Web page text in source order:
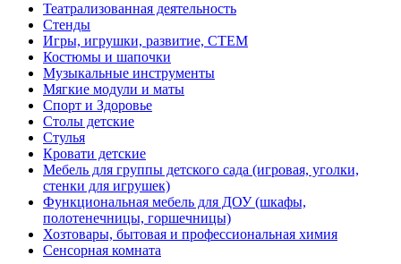
Театрализованная деятельность
Стенды
Игры, игрушки, развитие, СТЕМ
Костюмы и шапочки
Музыкальные инструменты
Мягкие модули и маты
Спорт и Здоровье
Столы детские
Стулья
Кровати детские
Мебель для группы детского сада (игровая, уголки,
стенки для игрушек)
Функциональная мебель для ДОУ (шкафы,
полотенечницы, горшечницы)
Хозтовары, бытовая и профессиональная химия
Сенсорная комната